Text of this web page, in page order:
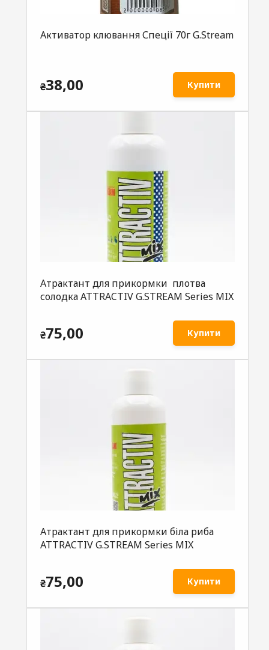
Активатор клювання Спеції 70г G.Stream
₴38,00 Купити
Атрактант для прикормки плотва
солодка ATTRACTIV G.STREAM Series MIX
₴75,00 Купити
Атрактант для прикормки біла риба
ATTRACTIV G.STREAM Series MIX
₴75,00 Купити